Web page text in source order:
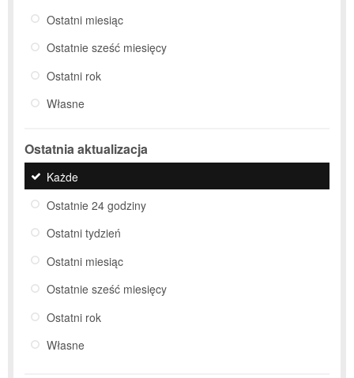
Ostatni miesiąc
Ostatnie sześć miesięcy
Ostatni rok
Własne
Ostatnia aktualizacja
Każde
Ostatnie 24 godziny
Ostatni tydzień
Ostatni miesiąc
Ostatnie sześć miesięcy
Ostatni rok
Własne